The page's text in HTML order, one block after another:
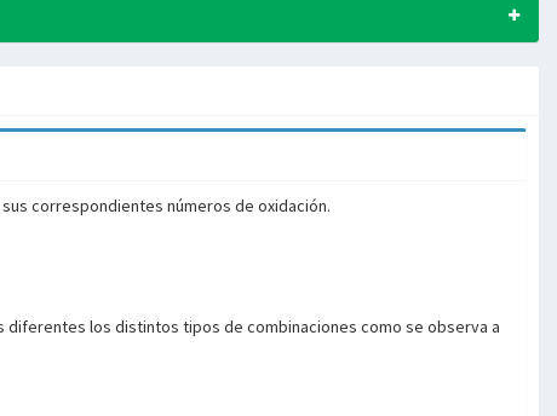
correspondientes números de oxidación.
los distintos tipos de combinaciones como se observa a